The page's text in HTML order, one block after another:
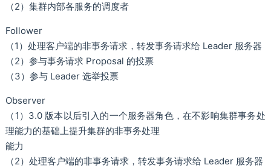
（2）集群内部各服务的调度者
Follower
（1）处理客户端的非事务请求，转发事务请求给 Leader 服务器
（2）参与事务请求 Proposal 的投票
（3）参与 Leader 选举投票
Observer
（1）3.0 版本以后引入的一个服务器角色，在不影响集群事务处
理能力的基础上提升集群的非事务处理
能力
（2）处理客户端的非事务请求，转发事务请求给 Leader 服务器